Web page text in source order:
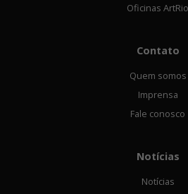
Oficinas ArtRio
Contato
Quem somos
Imprensa
Fale conosco
Notícias
Notícias